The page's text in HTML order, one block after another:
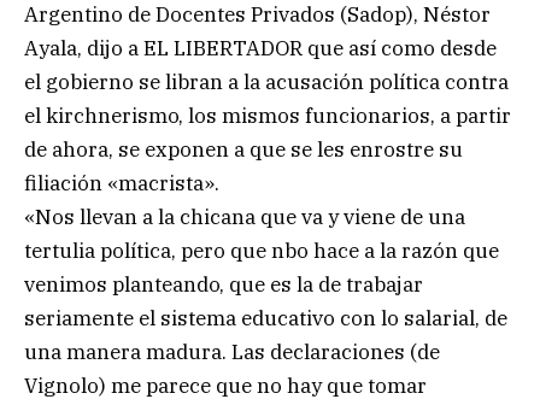
Argentino de Docentes Privados (Sadop), Néstor
Ayala, dijo a EL LIBERTADOR que así como desde
el gobierno se libran a la acusación política contra
el kirchnerismo, los mismos funcionarios, a partir
de ahora, se exponen a que se les enrostre su
filiación «macrista».
«Nos llevan a la chicana que va y viene de una
tertulia política, pero que nbo hace a la razón que
venimos planteando, que es la de trabajar
seriamente el sistema educativo con lo salarial, de
una manera madura. Las declaraciones (de
Vignolo) me parece que no hay que tomar